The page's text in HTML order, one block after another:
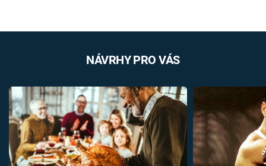
NÁVRHY PRO VÁS